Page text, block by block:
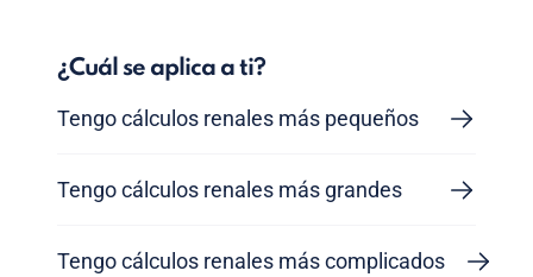
¿Cuál se aplica a ti?
Tengo cálculos renales más pequeños
Tengo cálculos renales más grandes
Tengo cálculos renales más complicados